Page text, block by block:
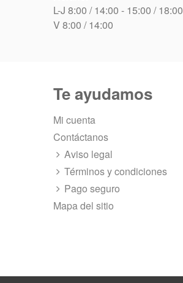
L-J 8:00 / 14:00 - 15:00 / 18:00
V 8:00 / 14:00
Te ayudamos
Mi cuenta
Contáctanos
Aviso legal
Términos y condiciones
Pago seguro
Mapa del sitio